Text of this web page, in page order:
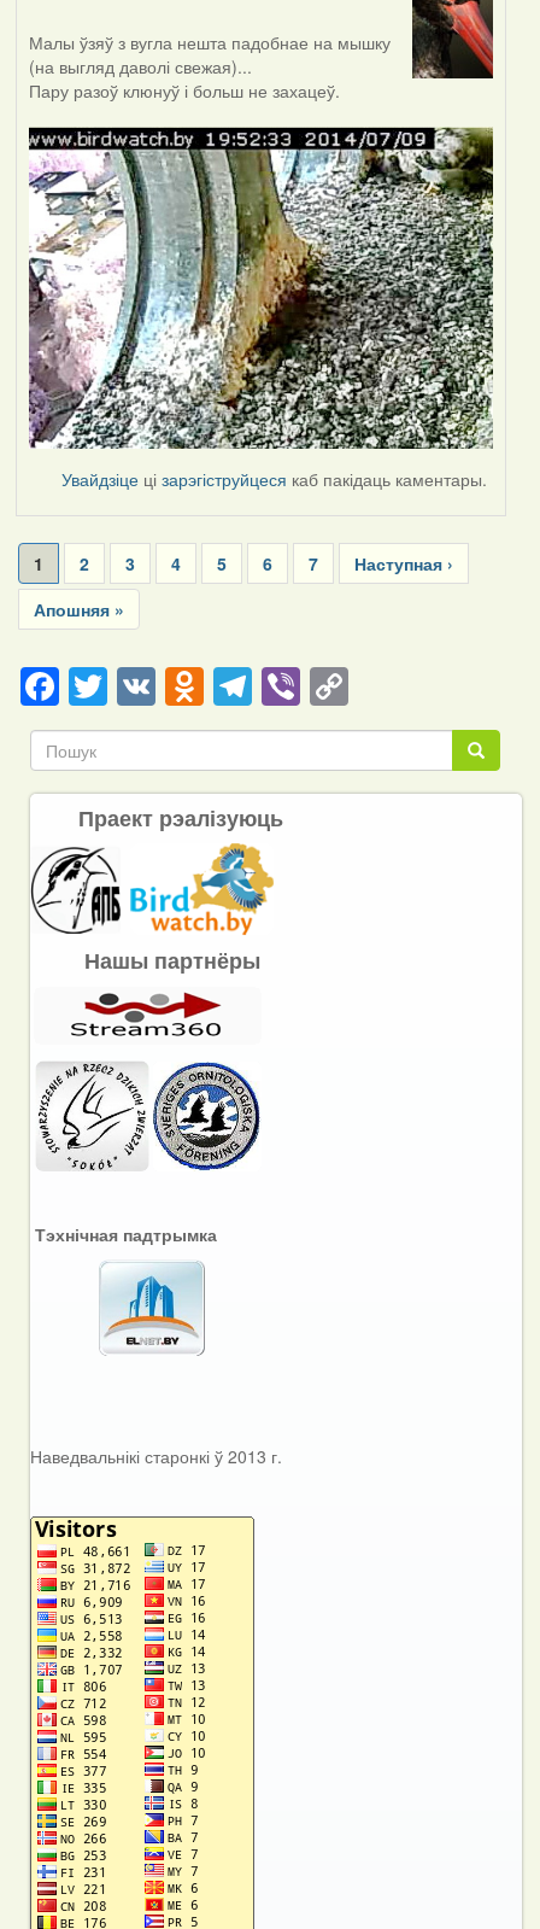
Малы ўзяў з вугла нешта падобнае на мышку
(на выгляд даволі свежая)...
Пару разоў клюнуў і больш не захацеў.
Увайдзіце цізарэгіструйцеся каб пакідаць каментары.
Pagination
Current
page
1 Page
2 Page
3 Page
4 Page
5 Page
6 Page
7
Next
page
Наступная ›
Last
page
Апошняя »
Facebook
Twitter
VKOdnoklassniki
Telegram
ViberCopy
Link Пошук
Пошук
Праект рэалізуюць
Нашы партнёры
Тэхнічная падтрымка
Наведвальнікі старонкі ў 2013 г.